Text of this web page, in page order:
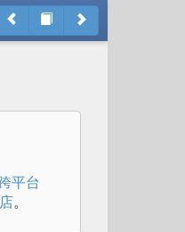
平台
。